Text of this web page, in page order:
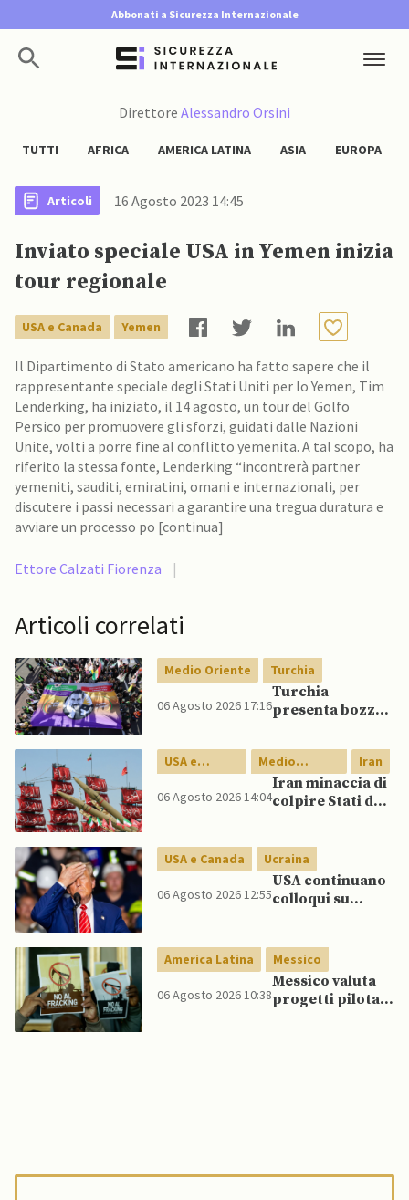
Abbonati a Sicurezza Internazionale
Direttore Alessandro Orsini
TUTTI AFRICA AMERICA LATINA ASIA EUROPA
Articoli 16 Agosto 2023 14:45
Inviato speciale USA in Yemen inizia
tour regionale
USA e Canada Yemen
Il Dipartimento di Stato americano ha fatto sapere che il
rappresentante speciale degli Stati Uniti per lo Yemen, Tim
Lenderking, ha iniziato, il 14 agosto, un tour del Golfo
Persico per promuovere gli sforzi, guidati dalle Nazioni
Unite, volti a porre fine al conflitto yemenita. A tal scopo, ha
riferito la stessa fonte, Lenderking “incontrerà partner
yemeniti, sauditi, emiratini, omani e internazionali, per
discutere i passi necessari a garantire una tregua duratura e
avviare un processo po [continua]
Ettore Calzati Fiorenza |
Articoli correlati
Medio Oriente Turchia
06 Agosto 2026 17:16
Turchia
presenta bozza
integrazione
milizie curde del
PKK
USA e
Canada
Medio
Oriente
Iran
06 Agosto 2026 14:04
Iran minaccia di
colpire Stati del
USA e Canada Ucraina
06 Agosto 2026 12:55
USA continuano
colloqui su
Patriot in
Ucraina,
nonostante
dubbi di Trump,
America Latina Messico
06 Agosto 2026 10:38
Messico valuta
progetti pilota